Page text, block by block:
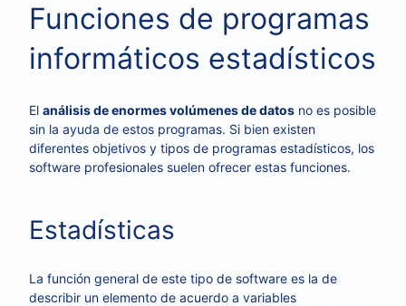
Funciones de programas
informáticos estadísticos
El análisis de enormes volúmenes de datos no es posible
sin la ayuda de estos programas. Si bien existen
diferentes objetivos y tipos de programas estadísticos, los
software profesionales suelen ofrecer estas funciones.
Estadísticas
La función general de este tipo de software es la de
describir un elemento de acuerdo a variables